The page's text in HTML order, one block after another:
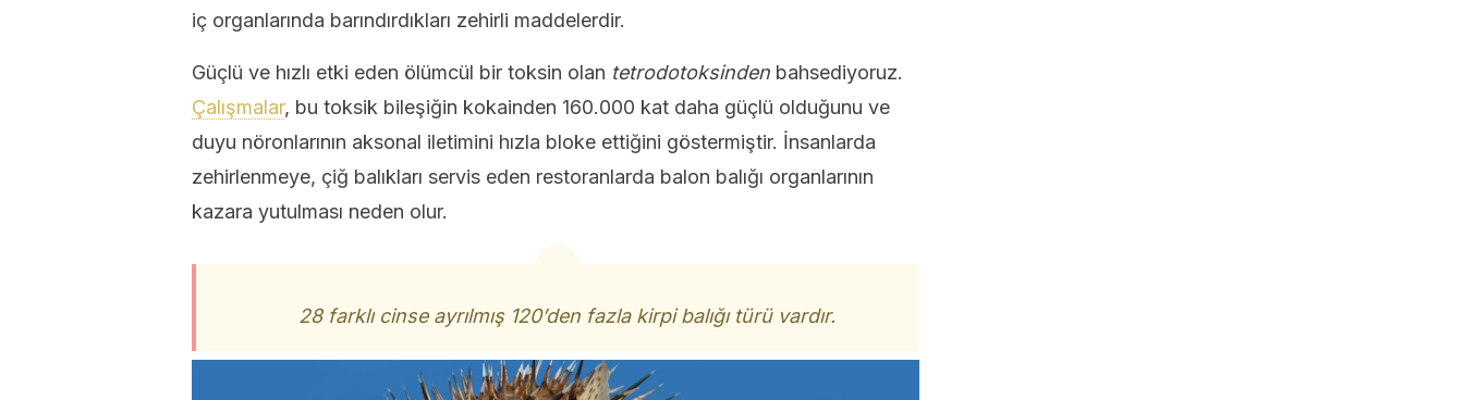
iç organlarında barındırdıkları zehirli maddelerdir.
Güçlü ve hızlı etki eden ölümcül bir toksin olan tetrodotoksinden bahsediyoruz.
Çalışmalar, bu toksik bileşiğin kokainden 160.000 kat daha güçlü olduğunu ve
duyu nöronlarının aksonal iletimini hızla bloke ettiğini göstermiştir. İnsanlarda
zehirlenmeye, çiğ balıkları servis eden restoranlarda balon balığı organlarının
kazara yutulması neden olur.
28 farklı cinse ayrılmış 120’den fazla kirpi balığı türü vardır.